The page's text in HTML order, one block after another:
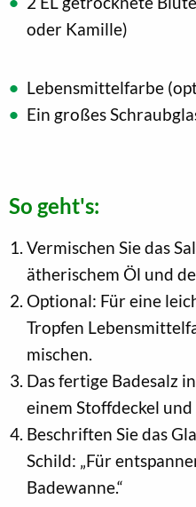
oder Kamille)
Lebensmittelfarbe
Ein großes
So geht's:
Vermischen Sie das
ätherischem Öl und
Optional: Für eine
Tropfen
mischen.
Das fertige Badesalz
einem Stoffdeckel
Beschriften Sie das
Schild: „Für
Badewanne.“